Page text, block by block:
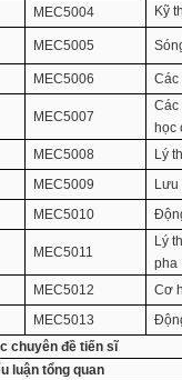
MEC5004 Kỹ
MEC5005
MEC5006 Các
MEC5007
Các
học
MEC5008
Lý
MEC5009
Lưu
MEC5010
MEC5011
Lý
pha
MEC5012
Cơ
MEC5013
chuyên đề tiến sĩ
luận tổng quan